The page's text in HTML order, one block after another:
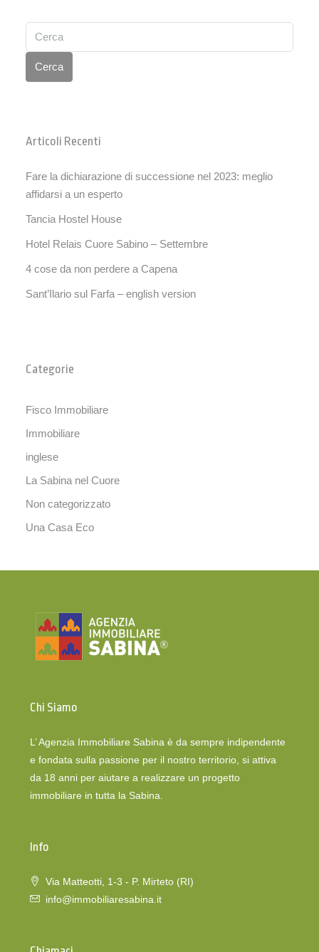
Cerca
Articoli Recenti
Fare la dichiarazione di successione nel 2023: meglio
affidarsi a un esperto
Tancia Hostel House
Hotel Relais Cuore Sabino – Settembre
4 cose da non perdere a Capena
Sant’Ilario sul Farfa – english version
Categorie
Fisco Immobiliare
Immobiliare
inglese
La Sabina nel Cuore
Non categorizzato
Una Casa Eco
Chi Siamo
L’ Agenzia Immobiliare Sabina è da sempre indipendente
e fondata sulla passione per il nostro territorio, si attiva
da 18 anni per aiutare a realizzare un progetto
immobiliare in tutta la Sabina.
Info
Via Matteotti, 1-3 - P. Mirteto (RI)
info@immobiliaresabina.it